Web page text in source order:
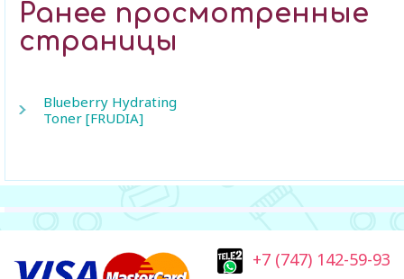
Ранее просмотренные
страницы
Blueberry Hydrating
Toner [FRUDIA]
+7 (747) 142-59-93